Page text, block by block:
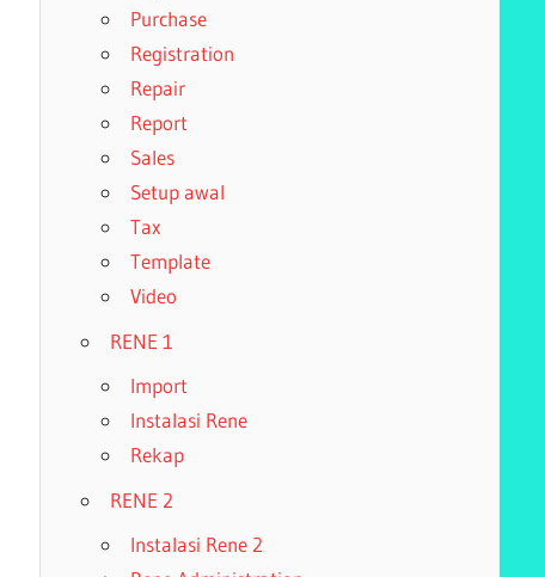
Purchase
Registration
Repair
Report
Sales
Setup awal
Tax
Template
Video
RENE 1
Import
Instalasi Rene
Rekap
RENE 2
Instalasi Rene 2